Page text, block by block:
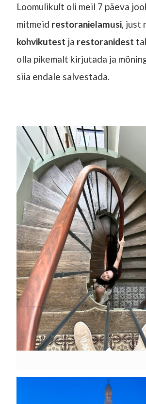
Loomulikult oli meil 7 päeva
mitmeid restoranielamusi, just
kohvikutest ja restoranidest
olla pikemalt kirjutada ja
siia endale salvestada.